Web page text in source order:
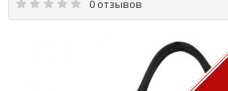
0 отзывов